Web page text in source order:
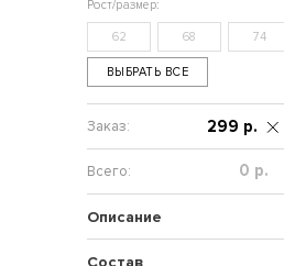
62 68 74
ВЫБРАТЬ ВСЕ
299 р.
р.
Описание